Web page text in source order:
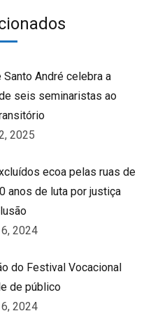
André celebra a
seis seminaristas ao
2025
ecoa pelas ruas de
anos de luta por justiça
2024
do Festival Vocacional
de público
2024